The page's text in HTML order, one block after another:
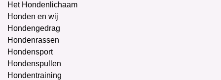
Het Hondenlichaam
Honden en wij
Hondengedrag
Hondenrassen
Hondensport
Hondenspullen
Hondentraining